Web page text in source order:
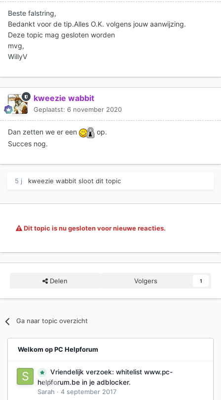
Beste falstring,
Bedankt voor de tip.Alles O.K. volgens jouw aanwijzing.
Deze topic mag gesloten worden
mvg,
WillyV
kweezie wabbit
Geplaatst: 6 november 2020
Dan zetten we er een
op.
Succes nog.
5 j kweezie wabbit sloot dit topic
Dit topic is nu gesloten voor nieuwe reacties.
Delen Volgers 1
Ga naar topic overzicht
Welkom op PC Helpforum
0
Vriendelijk verzoek: whitelist www.pc-
helpforum.be in je adblocker.
Sarah · 4 september 2017